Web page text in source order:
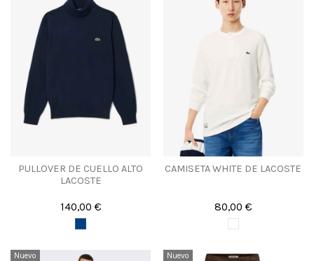
PULLOVER DE CUELLO ALTO
LACOSTE
140,00 €
CAMISETA WHITE DE LACOSTE
80,00 €
Nuevo Nuevo